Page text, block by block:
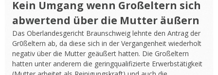
Kein Umgang wenn Großeltern sich
abwertend über die Mutter äußern
Das Oberlandesgericht Braunschweig lehnte den Antrag der
Gr0ßeltern ab, da diese sich in der Vergangenheit wiederholt
negativ über die Mutter geäußert hatten. Die Großeltern
hatten unter anderem die geringqualifizierte Erwerbstätigkeit